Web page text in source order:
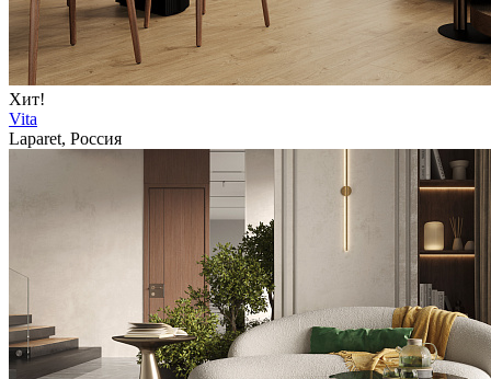
Хит!
Vita
Laparet, Россия